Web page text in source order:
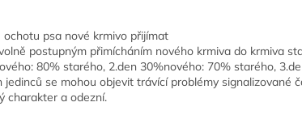
psa nové krmivo přijímat
postupným přimícháním nového krmiva do krmiva
80% starého, 2.den 30%nového: 70% starého,
jedinců se mohou objevit trávící problémy signalizované
charakter a odezní.